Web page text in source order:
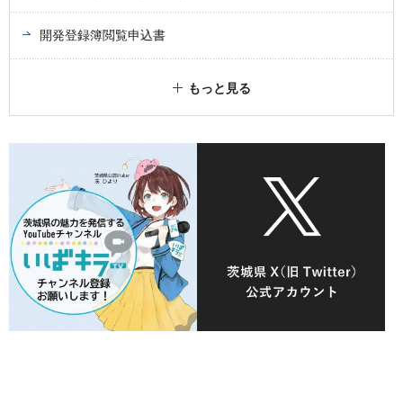
開発登録簿閲覧申込書
もっと見る